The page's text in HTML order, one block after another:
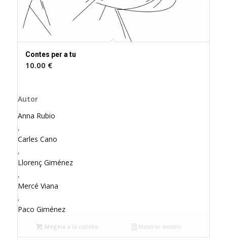
Contes per a tu
10.00 €
Autor
Anna Rubio
,
Carles Cano
,
Llorenç Giménez
,
Mercé Viana
,
Paco Giménez
Afegeix a la cistella Mostrar detalls